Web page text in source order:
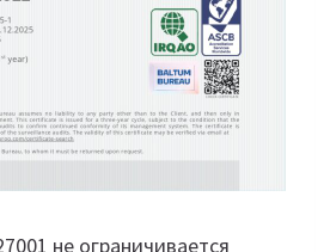
не ограничивается